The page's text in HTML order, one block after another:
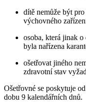
dítě nemůže být
výchovného
osoba, která jinak
byla nařízena
ošetřovat jiného
zdravotní stav
Ošetřovné se poskytuje
dobu 9 kalendářních dnů.